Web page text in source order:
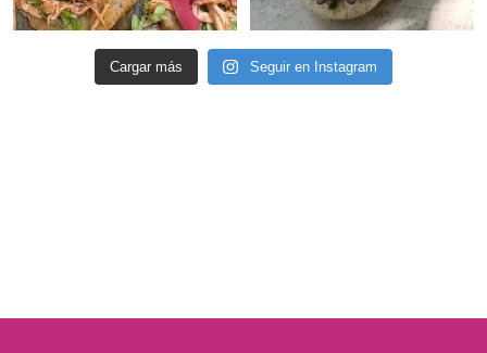
Cargar más Seguir en Instagram